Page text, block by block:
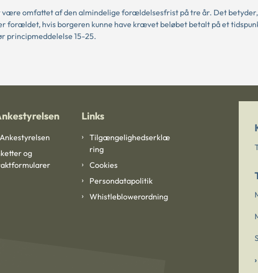
være omfattet af den almindelige forældelsesfrist på tre år. Det
forældet, hvis borgeren kunne have krævet beløbet betalt på et
principmeddelelse 15-25.
og
Links
Tilgængelighedserklæ
ring
Cookies
Persondatapolitik
Whistleblowerordning